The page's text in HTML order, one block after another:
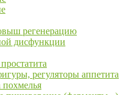
регенерацию
дисфункции
регуляторы аппетита
похмелья